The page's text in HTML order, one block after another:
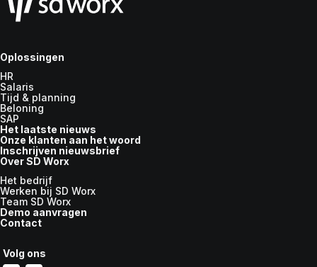
Oplossingen
HR
Salaris
Tijd & planning
Beloning
SAP
Het laatste nieuws
Onze klanten aan het woord
Inschrijven nieuwsbrief
Over SD Worx
Het bedrijf
Werken bij SD Worx
Team SD Worx
Demo aanvragen
Contact
Volg ons